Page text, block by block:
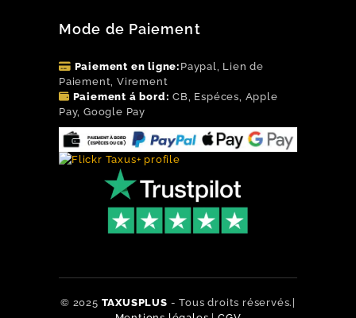
Instagram
Mode de Paiement
Paiement en ligne: Paypal, Lien de
Paiement, Virement
Paiement á bord: CB, Espéces, Apple
Pay, Google Pay
Flickr
© 2025 TAXUSPLUS - Tous droits réservés.|